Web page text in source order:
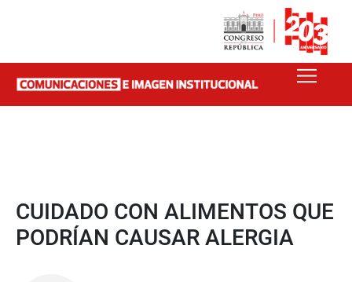
CUIDADO CON ALIMENTOS QUE
PODRÍAN CAUSAR ALERGIA